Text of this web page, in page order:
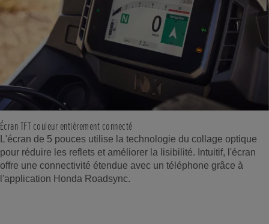
Écran TFT couleur entièrement connecté
L'écran de 5 pouces utilise la technologie du collage optique
pour réduire les reflets et améliorer la lisibilité. Intuitif, l'écran
offre une connectivité étendue avec un téléphone grâce à
l'application Honda Roadsync.